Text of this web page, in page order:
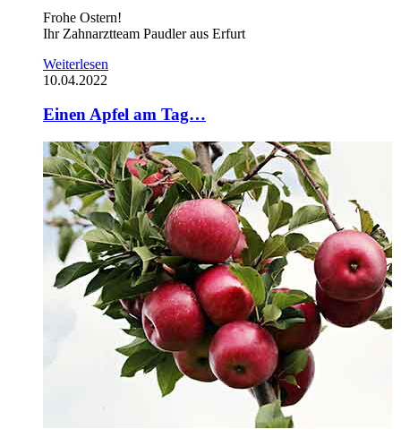
Frohe Ostern!
Ihr Zahnarztteam Paudler aus Erfurt
Weiterlesen
10.04.2022
Einen Apfel am Tag…